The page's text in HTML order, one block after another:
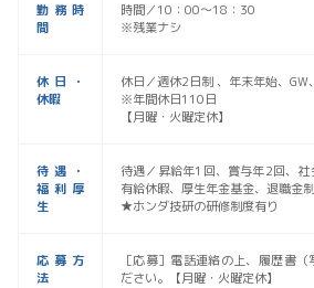
勤務時
間
時間／10：00〜18：30
※残業ナシ
休日・
休暇
休日／週休2日制 、年末年始、GW
※年間休日110日
【月曜・火曜定休】
待遇・
福利厚
生
待遇／昇給年1回、賞与年2回、社
有給休暇、厚生年金基金、退職金
★ホンダ技研の研修制度有り
応募方
法
［応募］電話連絡の上、履歴書
ださい。【月曜・火曜定休】